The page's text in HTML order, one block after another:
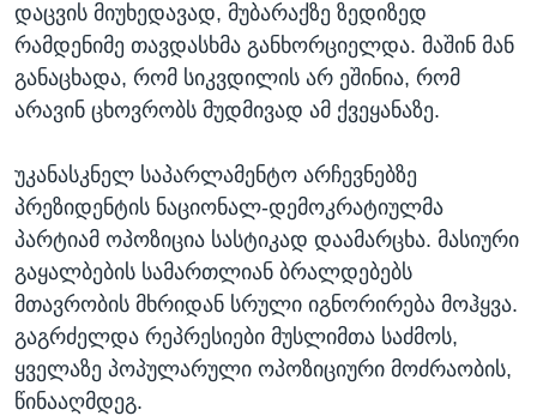
დაცვის მიუხედავად, მუბარაქზე ზედიზედ
რამდენიმე თავდასხმა განხორციელდა. მაშინ მან
განაცხადა, რომ სიკვდილის არ ეშინია, რომ
არავინ ცხოვრობს მუდმივად ამ ქვეყანაზე.
უკანასკნელ საპარლამენტო არჩევნებზე
პრეზიდენტის ნაციონალ-დემოკრატიულმა
პარტიამ ოპოზიცია სასტიკად დაამარცხა. მასიური
გაყალბების სამართლიან ბრალდებებს
მთავრობის მხრიდან სრული იგნორირება მოჰყვა.
გაგრძელდა რეპრესიები მუსლიმთა საძმოს,
ყველაზე პოპულარული ოპოზიციური მოძრაობის,
წინააღმდეგ.